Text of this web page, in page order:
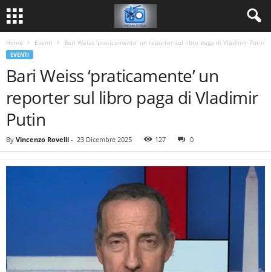
Home Eventi Bari Weiss ‘praticamente’ un reporter sul libro paga di Vladimir Putin
EVENTI
Bari Weiss ‘praticamente’ un
reporter sul libro paga di Vladimir
Putin
By Vincenzo Rovelli - 23 Dicembre 2025 127 0